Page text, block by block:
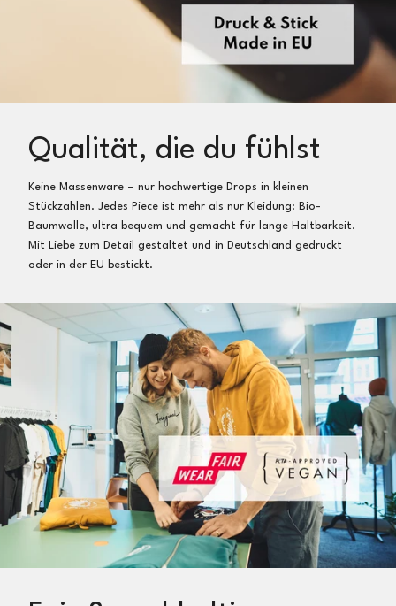
Qualität, die du fühlst
Keine Massenware – nur hochwertige Drops in kleinen
Stückzahlen. Jedes Piece ist mehr als nur Kleidung: Bio-
Baumwolle, ultra bequem und gemacht für lange Haltbarkeit.
Mit Liebe zum Detail gestaltet und in Deutschland gedruckt
oder in der EU bestickt.